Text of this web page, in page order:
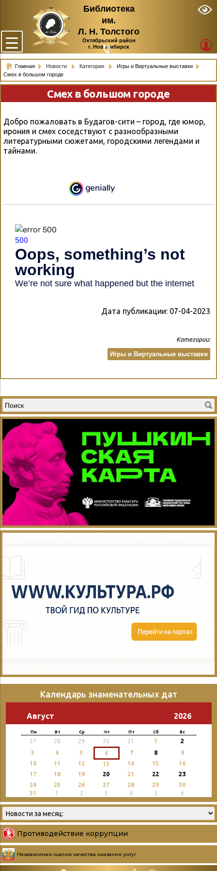
Библиотека
им.
Л. Н. Толстого
Октябрьский район
г. Новосибирск
Главная Новости Категории
Игры и Виртуальные выставки
Смех в большом городе
Смех в большом городе
Добро пожаловать в Будагов-сити – город, где юмор,
ирония и смех соседствуют с разнообразными
литературными сюжетами, городскими легендами и
тайнами.
Дата публикации: 07-04-2023
Категории:
Игры и Виртуальные выставки
Календарь знаменательных дат
Август 2026
Пн Вт Ср Чт Пт Сб Вс
27 28 29 30 31 1 2
3 4 5 6 7 8
9
10
11 12 13 14 15
16
17
18 19 20 21 22 23
24 25 26 27 28 29
30
31
1 2 3 4 5 6
Противодействие коррупции
Независимая оценка качества оказания услуг